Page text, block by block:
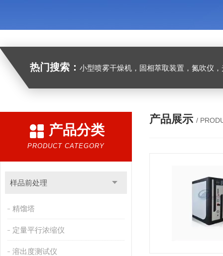
热门搜索： 小型喷雾干燥机，固相萃取装置，氮吹仪，光化学反应仪，低温恒温槽，超声波细胞
产品分类
PRODUCT CATEGORY
样品前处理
精馏塔
定量平行浓缩仪
溶出度测试仪
产品展示 /